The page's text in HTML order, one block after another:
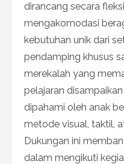
dirancang secara
mengakomodasi
kebutuhan unik dari
pendamping khusus
merekalah yang
pelajaran
dipahami oleh anak
metode visual, taktil,
Dukungan ini
dalam mengikuti